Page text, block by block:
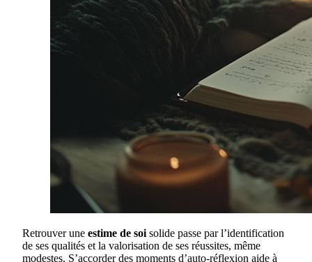
Retrouver une estime de soisolide passe par l’identification
de ses qualités et la valorisation de ses réussites, même
modestes. S’accorder des moments d’auto-réflexion aide à